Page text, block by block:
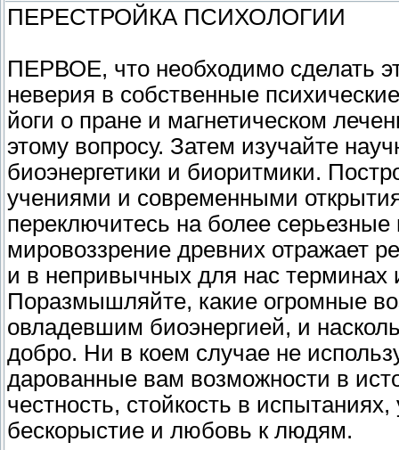
ПЕРЕСТРОЙКА ПСИХОЛОГИИ
ПЕРВОЕ, что необходимо сделать
неверия в собственные
йоги о пране и магнетическом
этому вопросу. Затем изучайте
биоэнергетики и биоритмики.
учениями и современными
переключитесь на более
мировоззрение древних отражает
и в непривычных для нас терминах
Поразмышляйте, какие огромные
овладевшим биоэнергией, и
добро. Ни в коем случае не
дарованные вам возможности в
честность, стойкость в
бескорыстие и любовь к людям.